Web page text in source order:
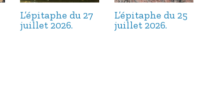
L’épitaphe du 27
juillet 2026.
L’épitaphe du 25
juillet 2026.